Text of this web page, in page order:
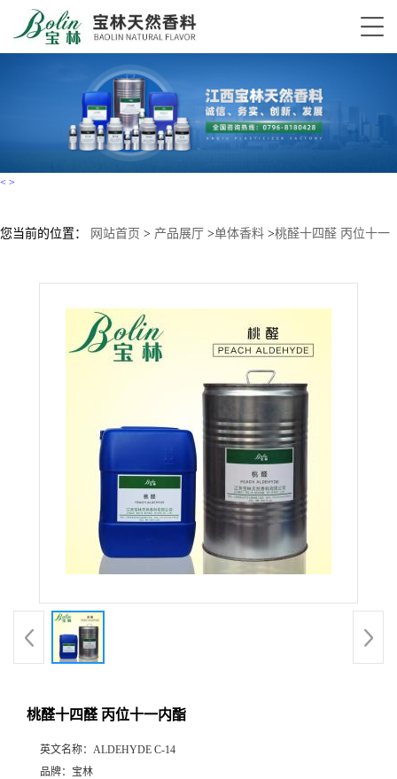
< >
您当前的位置： 网站首页 > 产品展厅 >单体香料 >桃醛十四醛 丙位十一
桃醛十四醛 丙位十一内酯
英文名称： ALDEHYDE C-14
品牌： 宝林